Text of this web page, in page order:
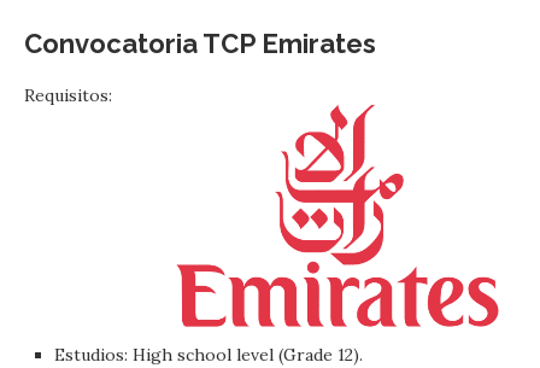
Convocatoria TCP Emirates
Requisitos:
Estudios: High school level (Grade 12).